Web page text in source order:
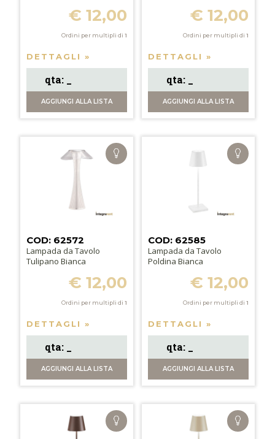
€ 12,00
Ordini per multipli di 1
DETTAGLI »
AGGIUNGIALLA LISTA
€ 12,00
Ordini per multipli di 1
DETTAGLI »
AGGIUNGI ALLA LISTA
COD: 62572
Lampada da Tavolo
Tulipano Bianca
€ 12,00
Ordini per multipli di 1
DETTAGLI »
AGGIUNGIALLA LISTA
COD: 62585
Lampada da Tavolo
Poldina Bianca
€ 12,00
Ordini per multipli di 1
DETTAGLI »
AGGIUNGI ALLA LISTA